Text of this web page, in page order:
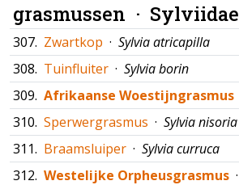
grasmussen · Sylviidae
307. Zwartkop · Sylvia atricapilla
308. Tuinfluiter · Sylvia borin
309. Afrikaanse Woestijngrasmus
310. Sperwergrasmus · Sylvia nisoria
311. Braamsluiper · Sylvia curruca
312. Westelijke Orpheusgrasmus ·